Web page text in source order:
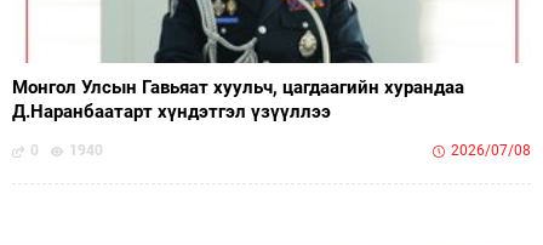
Монгол Улсын Гавьяат хуульч, цагдаагийн хурандаа
Д.Наранбаатарт хүндэтгэл үзүүллээ
0 1940 2026/07/08